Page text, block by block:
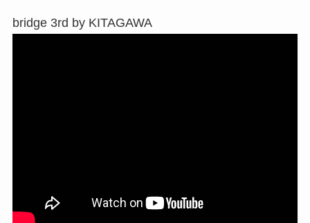
bridge 3rd by KITAGAWA